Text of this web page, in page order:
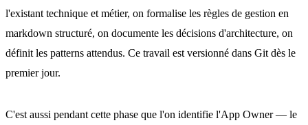
l'existant technique et métier, on formalise les règles de gestion en
markdown structuré, on documente les décisions d'architecture, on
définit les patterns attendus. Ce travail est versionné dans Git dès le
premier jour.
C'est aussi pendant cette phase que l'on identifie l'App Owner — le